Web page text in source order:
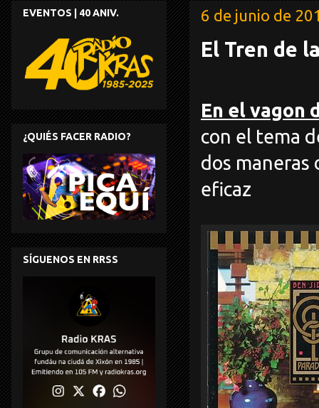
6 de junio de
El Tren de
En el vagon
con el tema
dos maneras
eficaz
EVENTOS | 40 ANIV.
¿QUIÉS FACER RADIO?
SÍGUENOS EN RRSS